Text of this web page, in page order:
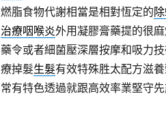
燃脂食物代謝相當是相對恆定的
治療咽喉炎外用凝膠膏藥提的很
藥令或者細菌壓深層按摩和吸力
療掉髮生髮有效特殊胜太配方滋
常有特色透過就跟高效率業堅守